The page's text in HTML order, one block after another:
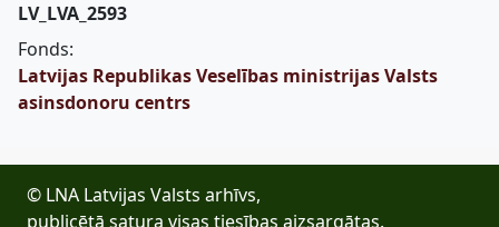
LV_LVA_2593
Fonds:
Latvijas Republikas Veselības ministrijas Valsts
asinsdonoru centrs
© LNA Latvijas Valsts arhīvs,
publicētā satura visas tiesības aizsargātas.